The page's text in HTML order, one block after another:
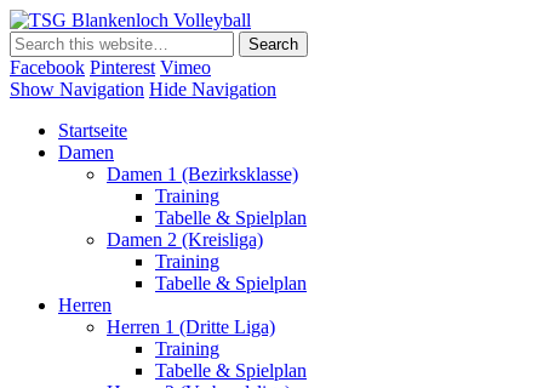
Volleyball Dritte Liga
Facebook Pinterest Vimeo
Show Navigation Hide Navigation
Startseite
Damen
Damen 1 (Bezirksklasse)
Training
Tabelle & Spielplan
Damen 2 (Kreisliga)
Training
Tabelle & Spielplan
Herren
Herren 1 (Dritte Liga)
Training
Tabelle & Spielplan